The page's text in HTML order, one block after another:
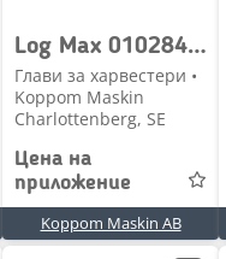
Log Max 010284 Logmax DG4V 3 2C M U H7 60 EN26 , EATON
Глави за харвестери •
Koppom Maskin
Charlottenberg, SE
Цена на
приложение
Koppom Maskin AB